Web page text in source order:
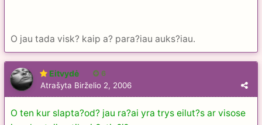
O jau tada visk? kaip a? para?iau auks?iau.
Eitvydė 6
Atrašyta Birželio 2, 2006
O ten kur slapta?od? jau ra?ai yra trys eilut?s ar visose